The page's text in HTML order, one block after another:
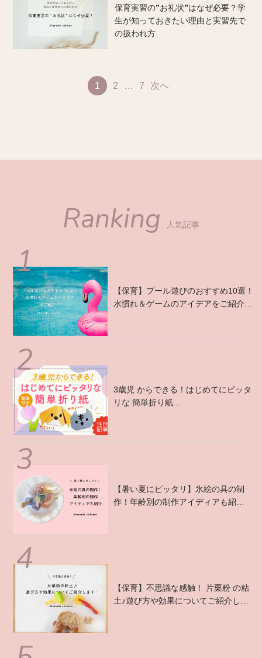
保育実習の”お礼状”はなぜ必要？学
生が知っておきたい理由と実習先で
の扱われ方
1 2 … 7 次へ
Ranking 人気記事
【保育】プール遊びのおすすめ10選！
水慣れ＆ゲームのアイデアをご紹介
3歳児 からできる！はじめてにピッタ
リな 簡単折り紙...
【暑い夏にピッタリ】氷絵の具の制
作！年齢別の制作アイディアも紹
【保育】不思議な感触！ 片栗粉 の粘
土♪遊び方や効果についてご紹介しま